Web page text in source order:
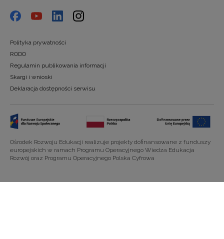
Polityka prywatności
RODO
Regulamin publikowania informacji
Skargi i wnioski
Deklaracja dostępności serwisu
Ośrodek Rozwoju Edukacji realizuje projekty dofinansowane z funduszy
europejskich w ramach Programu Operacyjnego Wiedza Edukacja
Rozwój oraz Programu Operacyjnego Polska Cyfrowa